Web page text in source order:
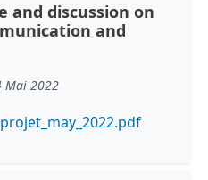
and discussion on
and
Mai 2022